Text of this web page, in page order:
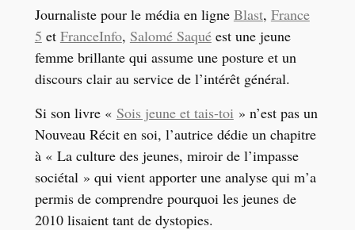
Journaliste pour le média en ligne Blast, France
5 et FranceInfo, Salomé Saquéest une jeune
femme brillante qui assume une posture et un
discours clair au service de l’intérêt général.
Si son livre « Sois jeune et tais-toi » n’est pas un
Nouveau Récit en soi, l’autrice dédie un chapitre
à « La culture des jeunes, miroir de l’impasse
sociétal » qui vient apporter une analyse qui m’a
permis de comprendre pourquoi les jeunes de
2010 lisaient tant de dystopies.